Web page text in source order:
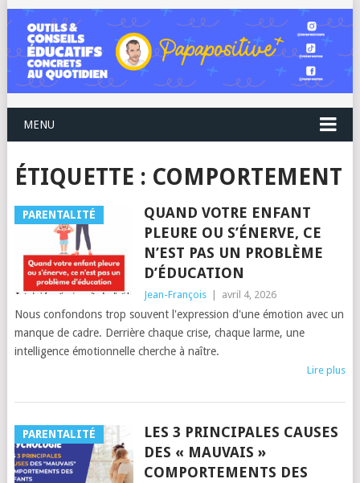
MENU
ÉTIQUETTE : COMPORTEMENT
PARENTALITÉ
QUAND VOTRE ENFANT
PLEURE OU S’ÉNERVE, CE
N’EST PAS UN PROBLÈME
D’ÉDUCATION
Jean-François avril 4, 2026
Nous confondons trop souvent l'expression d'une émotion avec un
manque de cadre. Derrière chaque crise, chaque larme, une
intelligence émotionnelle cherche à naître.
Lire plus
PARENTALITÉ
LES 3 PRINCIPALES CAUSES
DES « MAUVAIS »
COMPORTEMENTS DES